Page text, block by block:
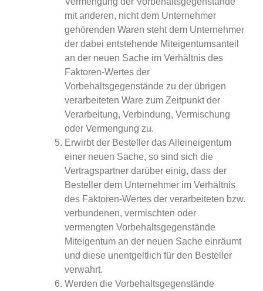
mit anderen, nicht dem Unternehmer
gehörenden Waren steht dem Unternehmer
der dabei entstehende Miteigentumsanteil
an der neuen Sache im Verhältnis des
Faktoren-Wertes der
Vorbehaltsgegenstände zu der übrigen
verarbeiteten Ware zum Zeitpunkt der
Verarbeitung, Verbindung, Vermischung
oder Vermengung zu.
Erwirbt der Besteller das Alleineigentum
einer neuen Sache, so sind sich die
Vertragspartner darüber einig, dass der
Besteller dem Unternehmer im Verhältnis
des Faktoren-Wertes der verarbeiteten bzw.
verbundenen, vermischten oder
vermengten Vorbehaltsgegenstände
Miteigentum an der neuen Sache einräumt
und diese unentgeltlich für den Besteller
verwahrt.
Werden die Vorbehaltsgegenstände